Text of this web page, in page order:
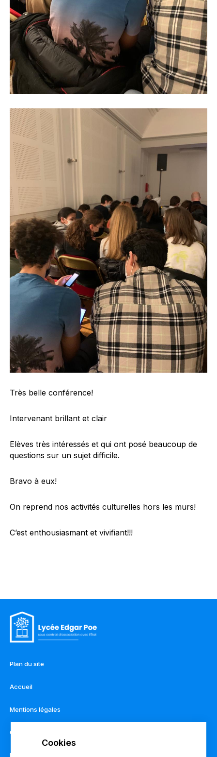
Très belle conférence!
Intervenant brillant et clair
Elèves très intéressés et qui ont posé beaucoup de
questions sur un sujet difficile.
Bravo à eux!
On reprend nos activités culturelles hors les murs!
C’est enthousiasmant et vivifiant!!!
Plan du site
Accueil
Mentions légales
Contact
Règlement intérieur